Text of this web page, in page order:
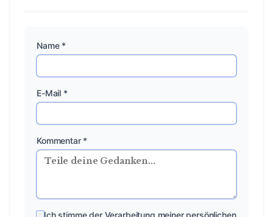
Name *
E-Mail *
Kommentar *
Ich stimme der Verarbeitung meiner persönlichen